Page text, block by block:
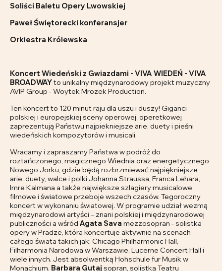
Soliści Baletu Opery Lwowskiej
Paweł Świętorecki konferansjer
Orkiestra Królewska
Koncert Wiedeński z Gwiazdami - VIVA WIEDEŃ - VIVA
BROADWAYto unikalny międzynarodowy projekt muzyczny
AVIP Group - Woytek Mrozek Production.
Ten koncert to 120 minut raju dla uszu i duszy! Giganci
polskiej i europejskiej sceny operowej, operetkowej
zaprezentują Państwu najpiekniejsze arie, duety i pieśni
wiedeńskich kompozytorów i musicali.
Wracamy i zapraszamy Państwa w podróż do
roztańczonego, magicznego Wiednia oraz energetycznego
Nowego Jorku, gdzie będą rozbrzmiewać najpiękniejsze
arie, duety, walce i polki Johanna Straussa, Franca Lehara,
Imre Kalmana a także największe szlagiery musicalowe,
filmowe i światowe przeboje wszech czasów. Tegoroczny
koncert w wykonaniu światowej. W programie udział wezmą
międzynarodowi artyści – znani polskiej i międzynarodowej
publiczności a wśród Agata Sava mezzosopran - solistka
opery w Pradze, która koncertuje aktywnie na scenach
całego świata takich jak: Chicago Philharmonic Hall,
Filharmonia Narodowa w Warszawie, Lucerne Concert Hall i
wiele innych. Jest absolwentką Hohschule fur Musik w
Monachium. Barbara Gutaj sopran, solistka Teatru